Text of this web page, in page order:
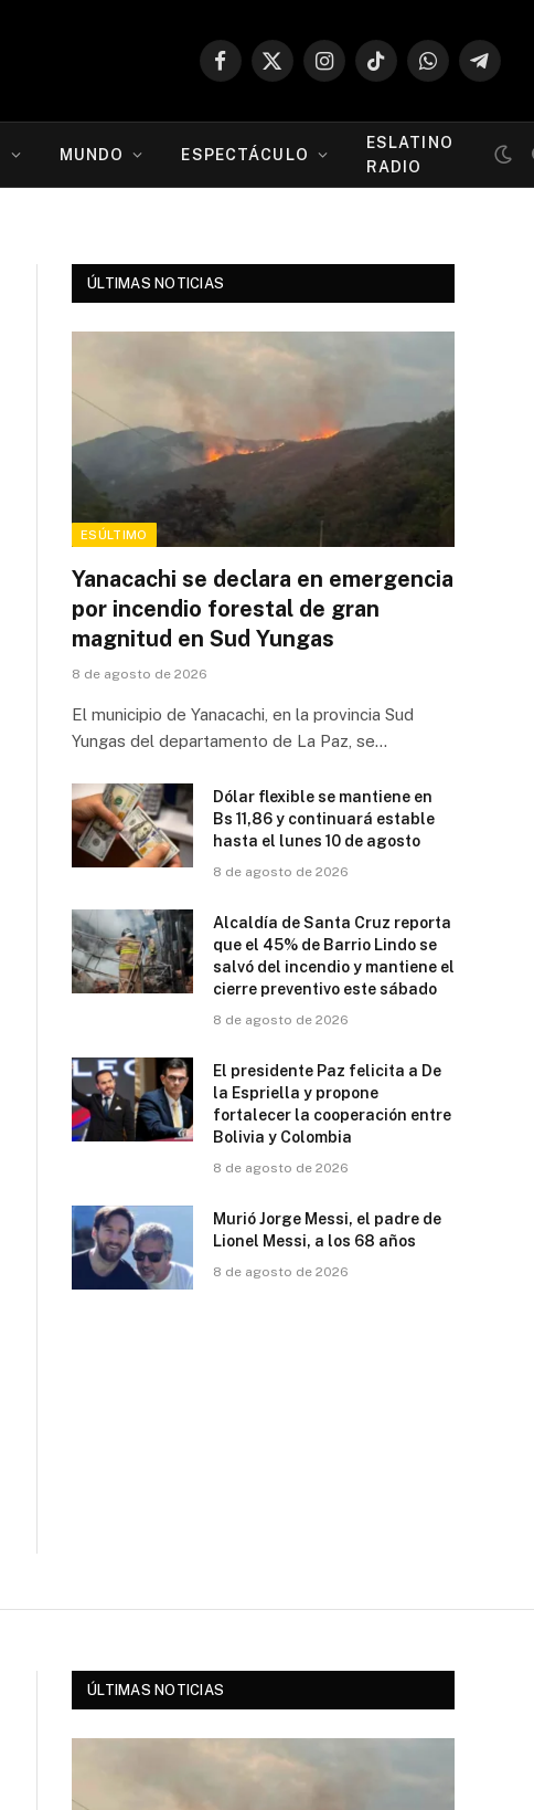
Facebook
X
InstagramTikTokWhatsApp
MUNDO ESPECTÁCULO
ESLATINO
RADIO
ÚLTIMAS NOTICIAS
ESÚLTIMO
Yanacachi se declara en emergencia
por incendio forestal de gran
magnitud en Sud Yungas
8 de agosto de 2026
El municipio de Yanacachi, en la provincia Sud
Yungas del departamento de La Paz, se…
Dólar flexible se mantiene en
Bs 11,86 y continuará estable
hasta el lunes 10 de agosto
8 de agosto de 2026
Alcaldía de Santa Cruz reporta
que el 45% de Barrio Lindo se
salvó del incendio y mantiene el
cierre preventivo este sábado
8 de agosto de 2026
El presidente Paz felicita a De
la Espriella y propone
fortalecer la cooperación entre
Bolivia y Colombia
8 de agosto de 2026
Murió Jorge Messi, el padre de
Lionel Messi, a los 68 años
8 de agosto de 2026
ÚLTIMAS NOTICIAS